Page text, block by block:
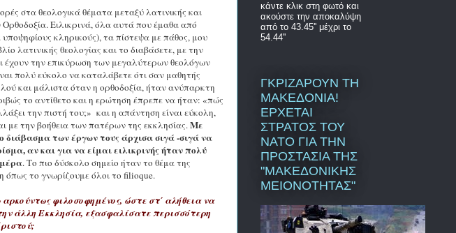
στα θεολογικά θέματα μεταξύ λατινικής και
Ειλικρινά, όλα αυτά που έμαθα από
υποψηφίους κληρικούς), τα πίστεψα με πάθος, μου
λατινικής θεολογίας και το διαβάσετε, με την
έχουν την επικύρωση των μεγαλύτερων θεολόγων
πολύ εύκολο να καταλάβετε ότι σαν μαθητής
και μάλιστα όταν η ορθοδοξία, ήταν ανύπαρκτη
το αντίθετο και η ερώτηση έπρεπε να ήταν: «πώς
την πιστή του;» και η απάντηση είναι εύκολη,
με την βοήθεια των πατέρων της εκκλησίας.Με
διάβασμα των έργων τους άρχισα σιγά -σιγά να
αν και για να είμαι ειλικρινής ήταν πολύ
. Το πιο δύσκολο σημείο ήταν το θέμα της
όπως το γνωρίζουμε όλοι το filioque.
φιλοσοφημένος, ώστε στ΄ αλήθεια να
άλλη Εκκλησία, εξασφαλίσατε περισσότερη
κάντε κλικ στη φωτό και
ακούστε την αποκαλύψη
από το 43.45'' μέχρι το
54.44''
ΓΚΡΙΖΑΡΟΥΝ ΤΗ
ΜΑΚΕΔΟΝΙΑ!
ΕΡΧΕΤΑΙ
ΣΤΡΑΤΟΣ ΤΟΥ
ΝΑΤΟ ΓΙΑ ΤΗΝ
ΠΡΟΣΤΑΣΙΑ ΤΗΣ
"ΜΑΚΕΔΟΝΙΚΗΣ
ΜΕΙΟΝΟΤΗΤΑΣ"